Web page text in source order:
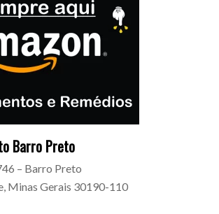
Barro Preto
– Barro Preto
, Minas Gerais 30190-110